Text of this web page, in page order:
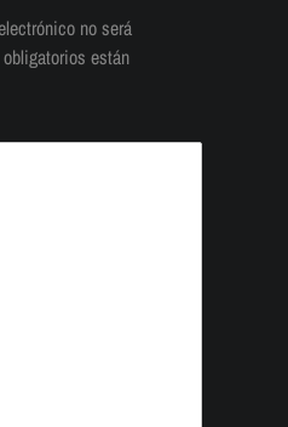
no será
están